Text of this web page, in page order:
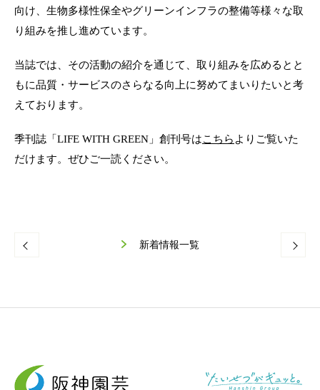
お問い合わせ
本社
向け、生物多様性保全やグリーンインフラの整備等様々な取
り組みを推し進めています。
当誌では、その活動の紹介を通じて、取り組みを広めるとと
もに品質・サービスのさらなる向上に努めてまいりたいと考
えております。
季刊誌「LIFE WITH GREEN」創刊号はこちら よりご覧いた
だけます。ぜひご一読ください。
新着情報一覧